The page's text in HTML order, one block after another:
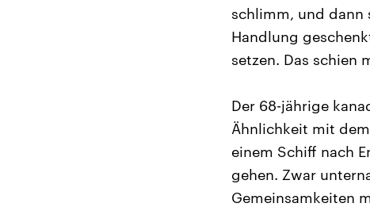
schlimm, und dann
Handlung
setzen. Das schien
Der 68-jährige
Ähnlichkeit mit
einem Schiff nach
gehen. Zwar
Gemeinsamkeiten